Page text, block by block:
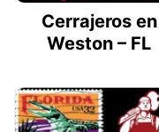
Cerrajeros en
Weston – FL